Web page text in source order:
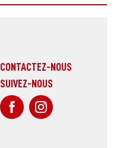
CONTACTEZ-NOUS
SUIVEZ-NOUS
sur Facebook